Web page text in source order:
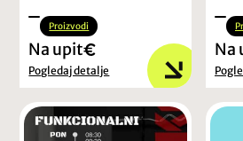
Proizvodi
Na upit
Pogledaj detalje
Na